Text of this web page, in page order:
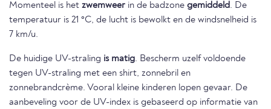
Momenteel is het zwemweer in de badzone gemiddeld. De
temperatuur is 21 °C, de lucht is bewolkt en de windsnelheid is
7 km/u.
De huidige UV-straling is matig. Bescherm uzelf voldoende
tegen UV-straling met een shirt, zonnebril en
zonnebrandcrème. Vooral kleine kinderen lopen gevaar. De
aanbeveling voor de UV-index is gebaseerd op informatie van